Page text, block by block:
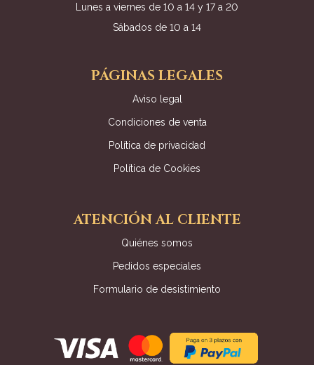
Lunes a viernes de 10 a 14 y 17 a 20
Sábados de 10 a 14
PÁGINAS LEGALES
Aviso legal
Condiciones de venta
Política de privacidad
Política de Cookies
ATENCIÓN AL CLIENTE
Quiénes somos
Pedidos especiales
Formulario de desistimiento